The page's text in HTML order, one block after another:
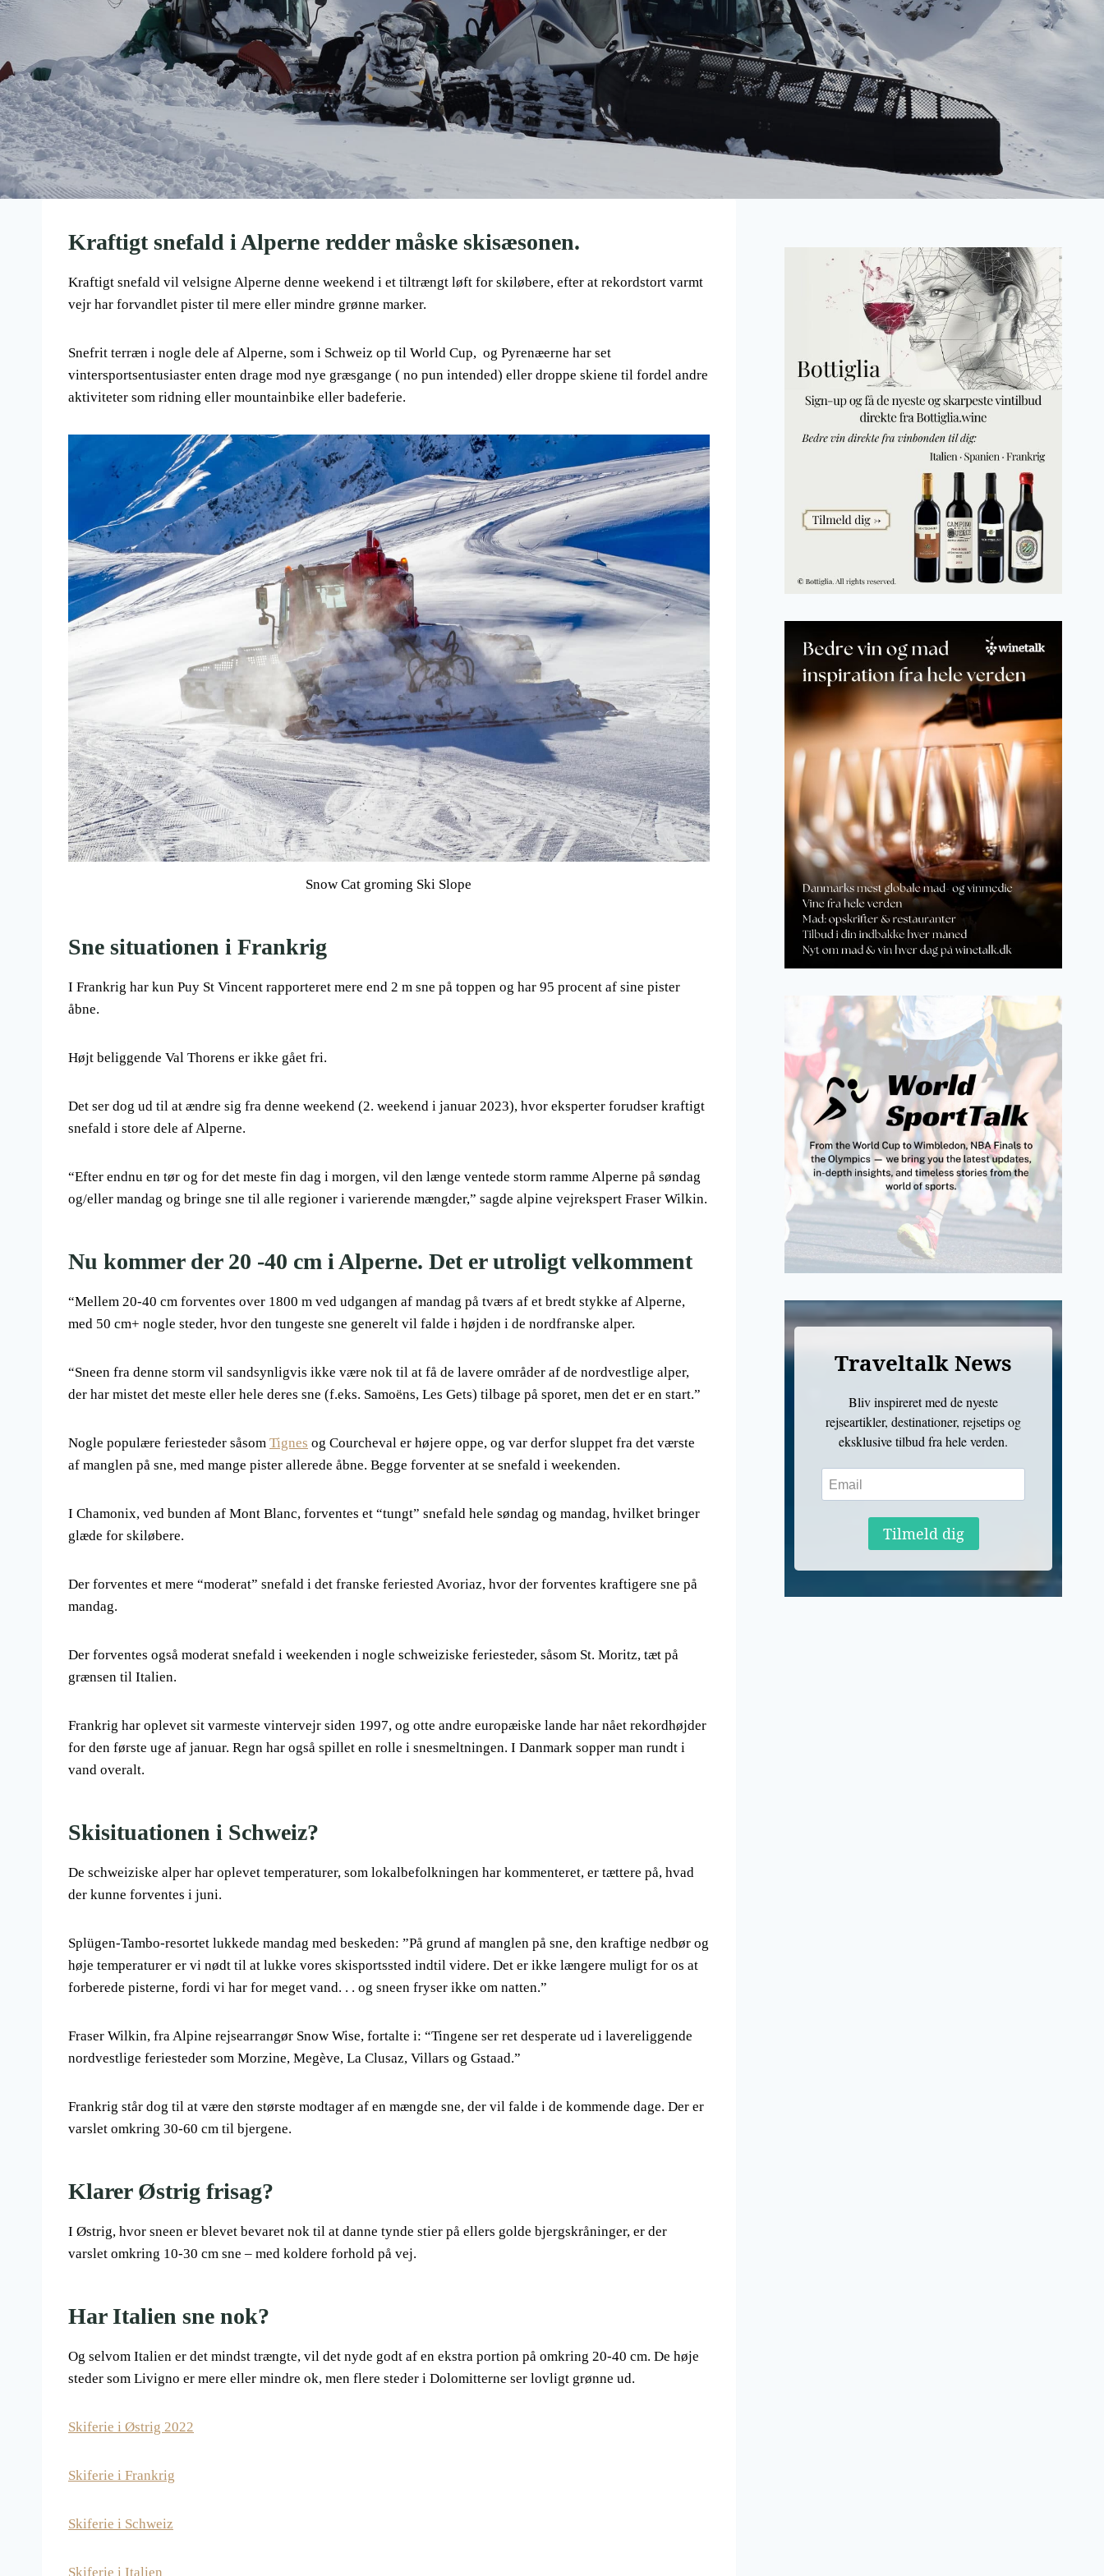
Kraftigt snefald i Alperne redder måske skisæsonen.
Kraftigt snefald vil velsigne Alperne denne weekend i et tiltrængt løft for skiløbere, efter at rekordstort varmt
vejr har forvandlet pister til mere eller mindre grønne marker.
Snefrit terræn i nogle dele af Alperne, som i Schweiz op til World Cup, og Pyrenæerne har set
vintersportsentusiaster enten drage mod nye græsgange ( no pun intended) eller droppe skiene til fordel andre
aktiviteter som ridning eller mountainbike eller badeferie.
Snow Cat groming Ski Slope
Sne situationen i Frankrig
I Frankrig har kun Puy St Vincent rapporteret mere end 2 m sne på toppen og har 95 procent af sine pister
åbne.
Højt beliggende Val Thorens er ikke gået fri.
Det ser dog ud til at ændre sig fra denne weekend (2. weekend i januar 2023), hvor eksperter forudser kraftigt
snefald i store dele af Alperne.
“Efter endnu en tør og for det meste fin dag i morgen, vil den længe ventede storm ramme Alperne på søndag
og/eller mandag og bringe sne til alle regioner i varierende mængder,” sagde alpine vejrekspert Fraser Wilkin.
Nu kommer der 20 -40 cm i Alperne. Det er utroligt velkomment
“Mellem 20-40 cm forventes over 1800 m ved udgangen af mandag på tværs af et bredt stykke af Alperne,
med 50 cm+ nogle steder, hvor den tungeste sne generelt vil falde i højden i de nordfranske alper.
“Sneen fra denne storm vil sandsynligvis ikke være nok til at få de lavere områder af de nordvestlige alper,
der har mistet det meste eller hele deres sne (f.eks. Samoëns, Les Gets) tilbage på sporet, men det er en start.”
Nogle populære feriesteder såsom Tignes og Courcheval er højere oppe, og var derfor sluppet fra det værste
af manglen på sne, med mange pister allerede åbne. Begge forventer at se snefald i weekenden.
I Chamonix, ved bunden af Mont Blanc, forventes et “tungt” snefald hele søndag og mandag, hvilket bringer
glæde for skiløbere.
Der forventes et mere “moderat” snefald i det franske feriested Avoriaz, hvor der forventes kraftigere sne på
mandag.
Der forventes også moderat snefald i weekenden i nogle schweiziske feriesteder, såsom St. Moritz, tæt på
grænsen til Italien.
Frankrig har oplevet sit varmeste vintervejr siden 1997, og otte andre europæiske lande har nået rekordhøjder
for den første uge af januar. Regn har også spillet en rolle i snesmeltningen. I Danmark sopper man rundt i
vand overalt.
Skisituationen i Schweiz?
De schweiziske alper har oplevet temperaturer, som lokalbefolkningen har kommenteret, er tættere på, hvad
der kunne forventes i juni.
Splügen-Tambo-resortet lukkede mandag med beskeden: ”På grund af manglen på sne, den kraftige nedbør og
høje temperaturer er vi nødt til at lukke vores skisportssted indtil videre. Det er ikke længere muligt for os at
forberede pisterne, fordi vi har for meget vand. . . og sneen fryser ikke om natten.”
Fraser Wilkin, fra Alpine rejsearrangør Snow Wise, fortalte i: “Tingene ser ret desperate ud i lavereliggende
nordvestlige feriesteder som Morzine, Megève, La Clusaz, Villars og Gstaad.”
Frankrig står dog til at være den største modtager af en mængde sne, der vil falde i de kommende dage. Der er
varslet omkring 30-60 cm til bjergene.
Klarer Østrig frisag?
I Østrig, hvor sneen er blevet bevaret nok til at danne tynde stier på ellers golde bjergskråninger, er der
varslet omkring 10-30 cm sne – med koldere forhold på vej.
Har Italien sne nok?
Og selvom Italien er det mindst trængte, vil det nyde godt af en ekstra portion på omkring 20-40 cm. De høje
steder som Livigno er mere eller mindre ok, men flere steder i Dolomitterne ser lovligt grønne ud.
Skiferie i Østrig 2022
Skiferie i Frankrig
Skiferie i Schweiz
Skiferie i Italien
Traveltalk News
Bliv inspireret med de nyeste
rejseartikler, destinationer, rejsetips og
eksklusive tilbud fra hele verden.
Tilmeld dig